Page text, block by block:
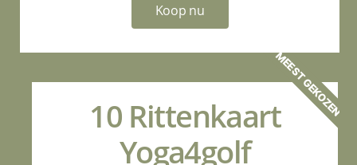
Koop nu
MEEST GEKOZEN
10 Rittenkaart
Yoga4golf